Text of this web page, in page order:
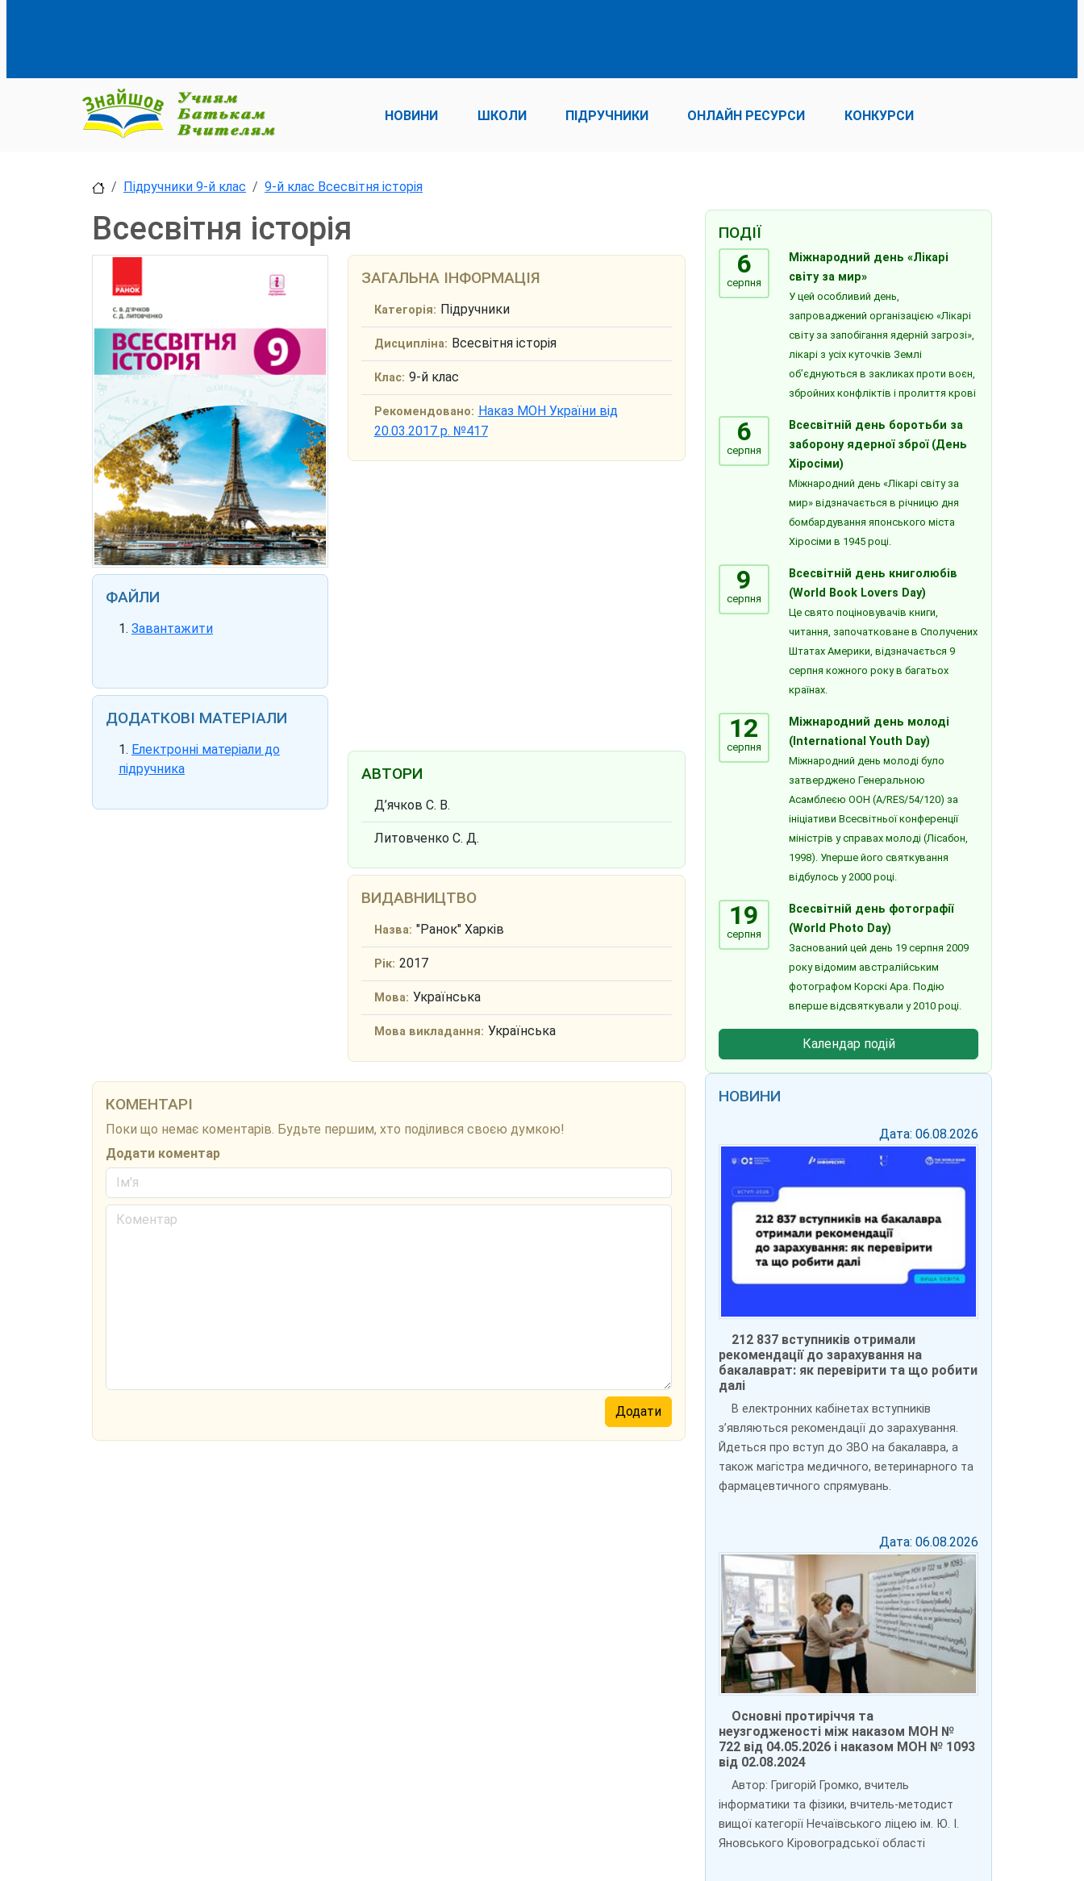
НОВИНИ ШКОЛИ ПІДРУЧНИКИ ОНЛАЙН РЕСУРСИ КОНКУРСИ
Підручники 9-й клас 9-й клас Всесвітня історія
Всесвітня історія
ФАЙЛИ
Завантажити
ДОДАТКОВІ МАТЕРІАЛИ
Електронні матеріали до
підручника
ЗАГАЛЬНА ІНФОРМАЦІЯ
Категорія: Підручники
Дисципліна: Всесвітня історія
Клас: 9-й клас
Рекомендовано: Наказ МОН України від
20.03.2017 р. №417
АВТОРИ
Д’ячков С. В.
Литовченко С. Д.
ВИДАВНИЦТВО
Назва: "Ранок" Харків
Рік: 2017
Мова: Українська
Мова викладання: Українська
КОМЕНТАРІ
Поки що немає коментарів. Будьте першим, хто поділився своєю думкою!
Додати коментар
ПОДІЇ
6
серпня
Міжнародний день «Лікарі
світу за мир»
У цей особливий день,
запроваджений організацією «Лікарі
світу за запобігання ядерній загрозі»,
лікарі з усіх куточків Землі
об’єднуються в закликах проти воєн,
збройних конфліктів і пролиття крові
6
серпня
Всесвітній день боротьби за
заборону ядерної зброї (День
Хіросіми)
Міжнародний день «Лікарі світу за
мир» відзначається в річницю дня
бомбардування японського міста
Хіросіми в 1945 році.
9
серпня
Всесвітній день книголюбів
(World Book Lovers Day)
Це свято поціновувачів книги,
читання, започатковане в Сполучених
Штатах Америки, відзначається 9
серпня кожного року в багатьох
країнах.
12
серпня
Міжнародний день молоді
(International Youth Day)
Міжнародний день молоді було
затверджено Генеральною
Асамблеєю ООН (A/RES/54/120) за
ініціативи Всесвітньої конференції
міністрів у справах молоді (Лісабон,
1998). Уперше його святкування
відбулось у 2000 році.
19
серпня
Всесвітній день фотографії
(World Photo Day)
Заснований цей день 19 серпня 2009
року відомим австралійським
фотографом Корскі Ара. Подію
вперше відсвяткували у 2010 році.
Календар подій
НОВИНИ
Дата: 06.08.2026
212 837 вступників отримали
рекомендації до зарахування на
бакалаврат: як перевірити та що робити
далі
В електронних кабінетах вступників
зʼявляються рекомендації до зарахування.
Йдеться про вступ до ЗВО на бакалавра, а
також магістра медичного, ветеринарного та
фармацевтичного спрямувань.
Дата: 06.08.2026
Основні протиріччя та
неузгодженості між наказом МОН №
722 від 04.05.2026 і наказом МОН № 1093
від 02.08.2024
Автор: Григорій Громко, вчитель
інформатики та фізики, вчитель-методист
вищої категорії Нечаївського ліцею ім. Ю. І.
Яновського Кіровоградської області